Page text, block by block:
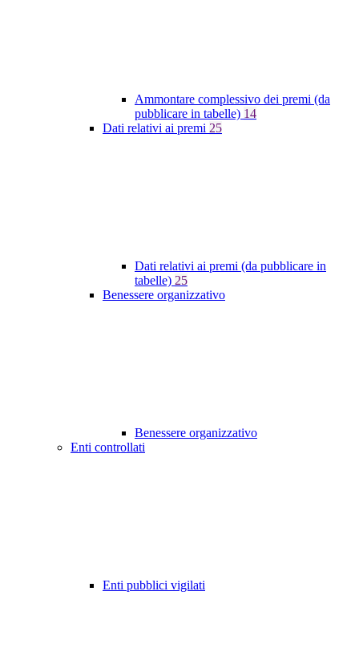
Ammontare complessivo dei premi (da
pubblicare in tabelle) 14
Dati relativi ai premi 25
Dati relativi ai premi (da pubblicare in
tabelle) 25
Benessere organizzativo
Benessere organizzativo
Enti controllati
Enti pubblici vigilati